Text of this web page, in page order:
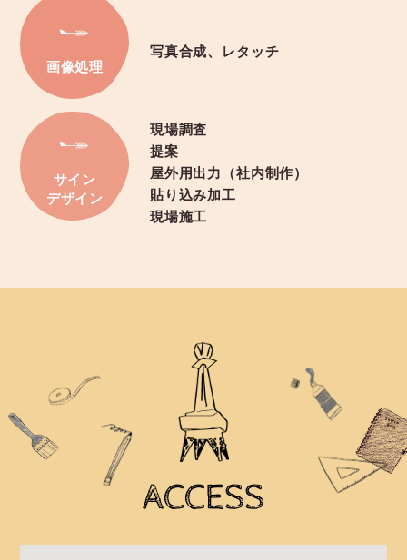
画像処理
写真合成、レタッチ
サイン
デザイン
現場調査
提案
屋外用出力（社内制作）
貼り込み加工
現場施工
ACCESS